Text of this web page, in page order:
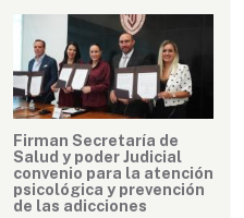
Firman Secretaría de
Salud y poder Judicial
convenio para la atención
psicológica y prevención
de las adicciones